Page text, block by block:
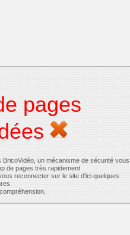
pages
un mécanisme de sécurité vous
de pages très rapidement
reconnecter sur le site d'ici quelques